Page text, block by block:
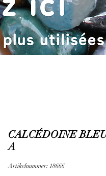
CALCÉDOINE
A
Artikelnummer: 18666